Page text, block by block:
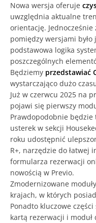
Nowa wersja oferuje
uwzględnia aktualne
orientację.
pomiędzy wersjami było
podstawowa logika
poszczególnych
Będziemy przedstawiać
wystarczająco dużo
Już w czerwcu 2025 na
pojawi się pierwszy
Prawdopodobnie
usterek w sekcji
roku udostępnić
R+, narzędzie do łatwej
formularza rezerwacji
nowością w Previo.
Zmodernizowane
krajach, w których
Ponadto kluczowe
kartą rezerwacji i